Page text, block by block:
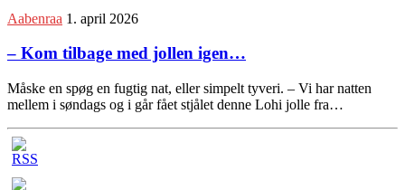
Aabenraa 1. april 2026
– Kom tilbage med jollen igen…
Måske en spøg en fugtig nat, eller simpelt tyveri. – Vi har natten
mellem i søndags og i går fået stjålet denne Lohi jolle fra…